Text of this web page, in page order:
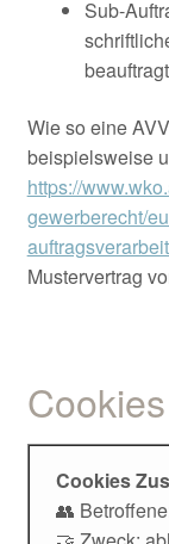
Sub-
Wie so eine
beispielsweise
https://
gewerberecht/
Mustervertrag
Cookies
Cookies
👥